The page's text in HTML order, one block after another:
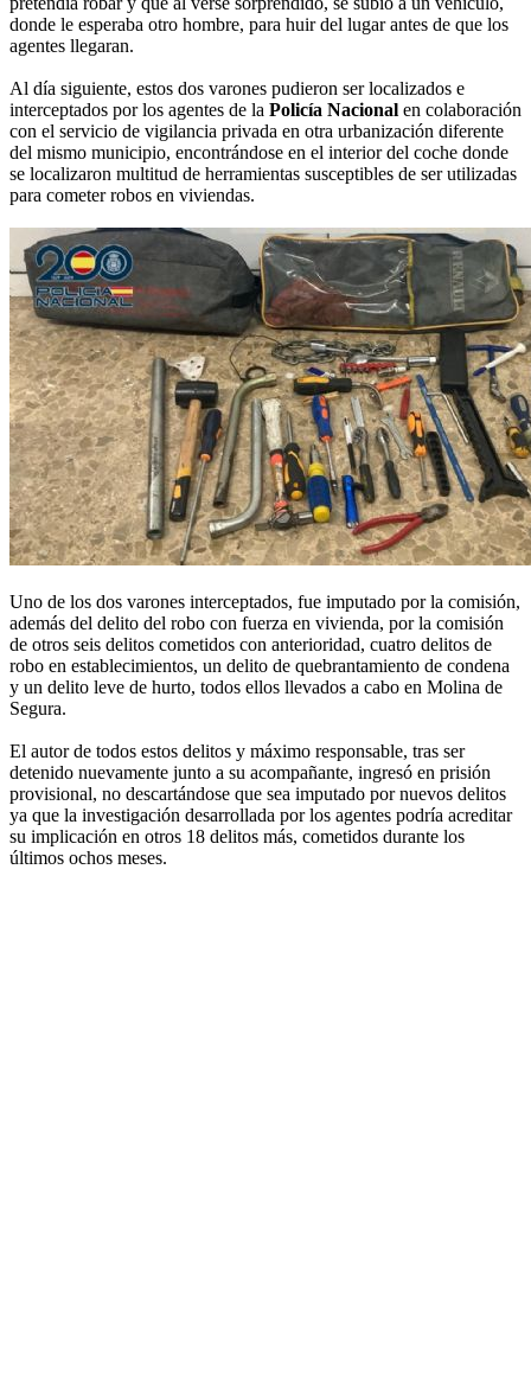
donde le esperaba otro hombre, para huir del lugar antes de que los
agentes llegaran.
Al día siguiente, estos dos varones pudieron ser localizados e
interceptados por los agentes de la Policía Nacional en colaboración
con el servicio de vigilancia privada en otra urbanización diferente
del mismo municipio, encontrándose en el interior del coche donde
se localizaron multitud de herramientas susceptibles de ser utilizadas
para cometer robos en viviendas.
Uno de los dos varones interceptados, fue imputado por la comisión,
además del delito del robo con fuerza en vivienda, por la comisión
de otros seis delitos cometidos con anterioridad, cuatro delitos de
robo en establecimientos, un delito de quebrantamiento de condena
y un delito leve de hurto, todos ellos llevados a cabo en Molina de
Segura.
El autor de todos estos delitos y máximo responsable, tras ser
detenido nuevamente junto a su acompañante, ingresó en prisión
provisional, no descartándose que sea imputado por nuevos delitos
ya que la investigación desarrollada por los agentes podría acreditar
su implicación en otros 18 delitos más, cometidos durante los
últimos ochos meses.